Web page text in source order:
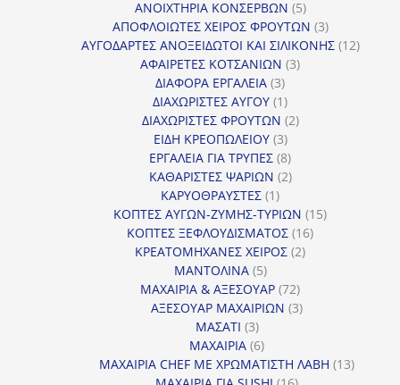
προϊόν
ΑΝΟΙΧΤΗΡΙΑ ΚΟΝΣΕΡΒΩΝ 55
προϊόντα
ΑΠΟΦΛΟΙΩΤΕΣ ΧΕΙΡΟΣ ΦΡΟΥΤΩΝ 33
προϊόντα
ΑΥΓΟΔΑΡΤΕΣ ΑΝΟΞΕΙΔΩΤΟΙ ΚΑΙ ΣΙΛΙΚΟΝΗΣ 1212
ΑΦΑΙΡΕΤΕΣ ΚΟΤΣΑΝΙΩΝ 33
ΔΙΑΦΟΡΑ ΕΡΓΑΛΕΙΑ 33
προϊόντα
ΔΙΑΧΩΡΙΣΤΕΣ ΑΥΓΟΥ 11
προϊόν
ΔΙΑΧΩΡΙΣΤΕΣ ΦΡΟΥΤΩΝ 22
ΕΙΔΗ ΚΡΕΟΠΩΛΕΙΟΥ 33
προϊόντα
ΕΡΓΑΛΕΙΑ ΓΙΑ ΤΡΥΠΕΣ 88
προϊόντα
ΚΑΘΑΡΙΣΤΕΣ ΨΑΡΙΩΝ 22
ΚΑΡΥΟΘΡΑΥΣΤΕΣ 11
προϊόν
ΚΟΠΤΕΣ ΑΥΓΩΝ-ΖΥΜΗΣ-ΤΥΡΙΩΝ 1515
ΚΟΠΤΕΣ ΞΕΦΛΟΥΔΙΣΜΑΤΟΣ 1616
ΚΡΕΑΤΟΜΗΧΑΝΕΣ ΧΕΙΡΟΣ 22
ΜΑΝΤΟΛΙΝΑ 55
προϊόντα
ΜΑΧΑΙΡΙΑ & ΑΞΕΣΟΥΑΡ 7272
προϊόντα
ΑΞΕΣΟΥΑΡ ΜΑΧΑΙΡΙΩΝ 33
ΜΑΣΑΤΙ 33
προϊόντα
ΜΑΧΑΙΡΙΑ 66
προϊόντα
ΜΑΧΑΙΡΙΑ CHEF ΜΕ ΧΡΩΜΑΤΙΣΤΗ ΛΑΒΗ 1313
16